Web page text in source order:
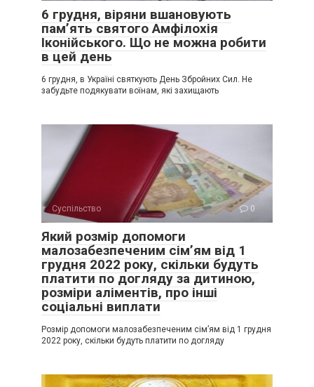
6 грудня, віряни вшановують
пам’ять святого Амфілохія
Іконійського. Що не можна робити
в цей день
6 грудня, в Україні святкують День Збройних Сил. Не
забудьте подякувати воїнам, які захищають
Суспільство 0
Який розмір допомоги
малозабезпеченим сім’ям від 1
грудня 2022 року, скільки будуть
платити по догляду за дитиною,
розміри аліментів, про інші
соціальні виплати
Розмір допомоги малозабезпеченим сім’ям від 1 грудня
2022 року, скільки будуть платити по догляду